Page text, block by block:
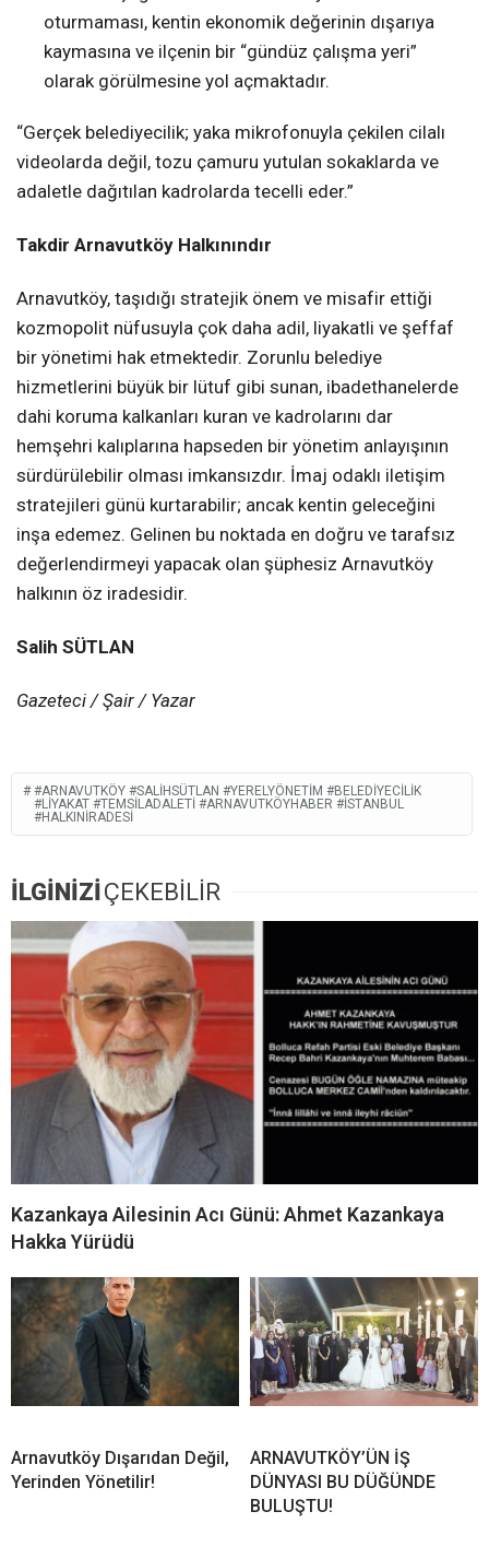
oturmaması, kentin ekonomik değerinin dışarıya
kaymasına ve ilçenin bir “gündüz çalışma yeri”
olarak görülmesine yol açmaktadır.
“Gerçek belediyecilik; yaka mikrofonuyla çekilen cilalı
videolarda değil, tozu çamuru yutulan sokaklarda ve
adaletle dağıtılan kadrolarda tecelli eder.”
Takdir Arnavutköy Halkınındır
Arnavutköy, taşıdığı stratejik önem ve misafir ettiği
kozmopolit nüfusuyla çok daha adil, liyakatli ve şeffaf
bir yönetimi hak etmektedir. Zorunlu belediye
hizmetlerini büyük bir lütuf gibi sunan, ibadethanelerde
dahi koruma kalkanları kuran ve kadrolarını dar
hemşehri kalıplarına hapseden bir yönetim anlayışının
sürdürülebilir olması imkansızdır. İmaj odaklı iletişim
stratejileri günü kurtarabilir; ancak kentin geleceğini
inşa edemez. Gelinen bu noktada en doğru ve tarafsız
değerlendirmeyi yapacak olan şüphesiz Arnavutköy
halkının öz iradesidir.
Salih SÜTLAN
Gazeteci / Şair / Yazar
#ARNAVUTKÖY #SALIHSÜTLAN #YERELYÖNETIM #BELEDIYECILIK
#LIYAKAT #TEMSILADALETI #ARNAVUTKÖYHABER #İSTANBUL
#HALKINİRADESI
İLGİNİZİ ÇEKEBİLİR
Kazankaya Ailesinin Acı Günü: Ahmet Kazankaya
Hakka Yürüdü
Arnavutköy Dışarıdan Değil,
Yerinden Yönetilir!
ARNAVUTKÖY’ÜN İŞ
DÜNYASI BU DÜĞÜNDE
BULUŞTU!